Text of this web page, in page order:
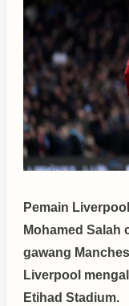
Pemain
Mohamed Salah
gawang
Liverpool
Etihad Stadium.